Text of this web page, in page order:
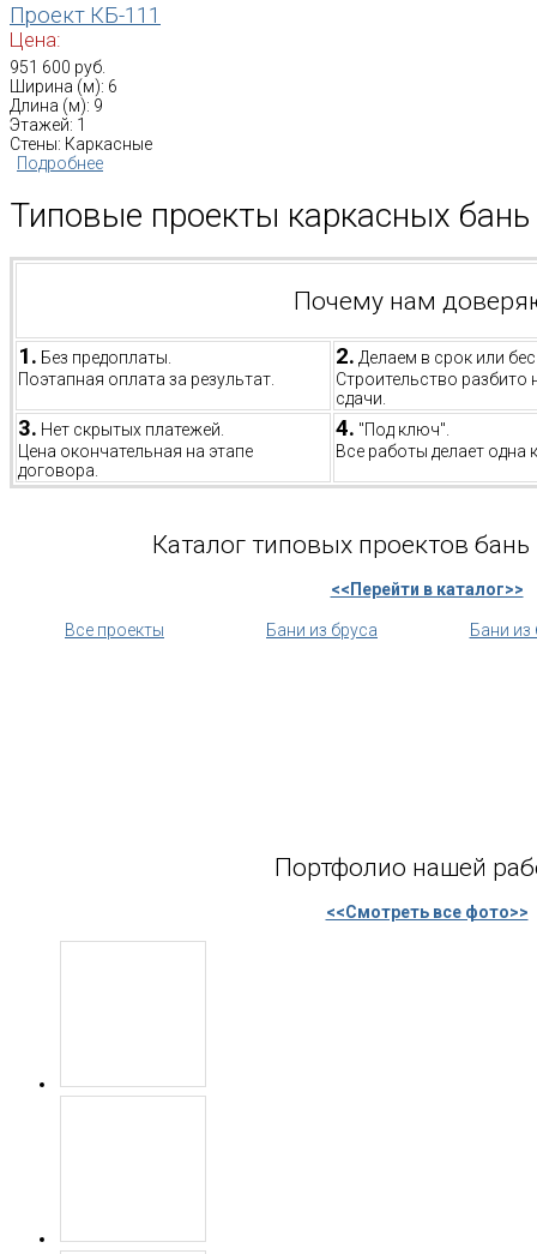
Проект КБ-111
Цена:
951 600 руб.
Ширина (м): 6
Длина (м): 9
Этажей: 1
Стены: Каркасные
Подробнее
Типовые проекты каркасных
Почему нам
1. Без предоплаты.
Поэтапная оплата за результат.
2. Делаем в срок или
Строительство
сдачи.
3. Нет скрытых платежей.
Цена окончательная на этапе
договора.
4. "Под ключ".
Все работы делает одна
Каталог типовых проектов
<<Перейти в каталог>>
Все проекты Бани из бруса Бани из
Портфолио нашей
<<Смотреть все фото>>